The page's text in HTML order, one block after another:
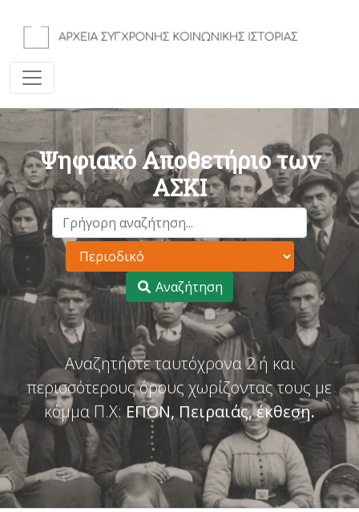
Ψηφιακό Αποθετήριο των
ΑΣΚΙ
Αναζήτηση
Αναζητήστε ταυτόχρονα 2 ή και
περισσότερους όρους χωρίζοντας τους με
κόμμα Π.Χ: ΕΠΟΝ, Πειραιάς, έκθεση.